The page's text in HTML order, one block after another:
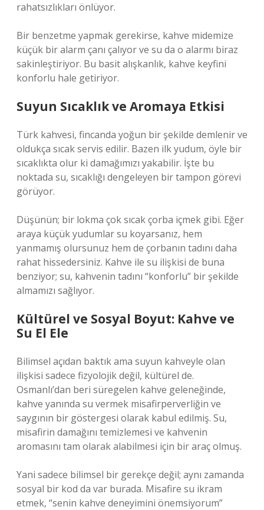
rahatsızlıkları önlüyor.
Bir benzetme yapmak gerekirse, kahve midemize
küçük bir alarm çanı çalıyor ve su da o alarmı biraz
sakinleştiriyor. Bu basit alışkanlık, kahve keyfini
konforlu hale getiriyor.
Suyun Sıcaklık ve Aromaya Etkisi
Türk kahvesi, fincanda yoğun bir şekilde demlenir ve
oldukça sıcak servis edilir. Bazen ilk yudum, öyle bir
sıcaklıkta olur ki damağımızı yakabilir. İşte bu
noktada su, sıcaklığı dengeleyen bir tampon görevi
görüyor.
Düşünün; bir lokma çok sıcak çorba içmek gibi. Eğer
araya küçük yudumlar su koyarsanız, hem
yanmamış olursunuz hem de çorbanın tadını daha
rahat hissedersiniz. Kahve ile su ilişkisi de buna
benziyor; su, kahvenin tadını “konforlu” bir şekilde
almamızı sağlıyor.
Kültürel ve Sosyal Boyut: Kahve ve
Su El Ele
Bilimsel açıdan baktık ama suyun kahveyle olan
ilişkisi sadece fizyolojik değil, kültürel de.
Osmanlı’dan beri süregelen kahve geleneğinde,
kahve yanında su vermek misafirperverliğin ve
saygının bir göstergesi olarak kabul edilmiş. Su,
misafirin damağını temizlemesi ve kahvenin
aromasını tam olarak alabilmesi için bir araç olmuş.
Yani sadece bilimsel bir gerekçe değil; aynı zamanda
sosyal bir kod da var burada. Misafire su ikram
etmek, “senin kahve deneyimini önemsiyorum”